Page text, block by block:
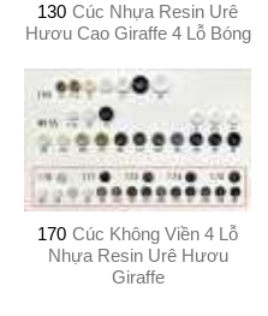
130 Cúc Nhựa Resin Urê
Hươu Cao Giraffe 4 Lỗ Bóng
170 Cúc Không Viền 4 Lỗ
Nhựa Resin Urê Hươu
Giraffe